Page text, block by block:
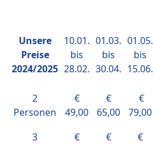
Unsere
Preise
2024/2025
10.01.
bis
28.02.
01.03.
bis
30.04.
01.05.
bis
15.06.
2
Personen
€
49,00
€
65,00
€
79,00
3
€
€
€